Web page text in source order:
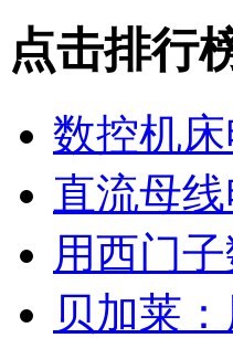
点击排行
数控机
直流母
用西门
贝加莱